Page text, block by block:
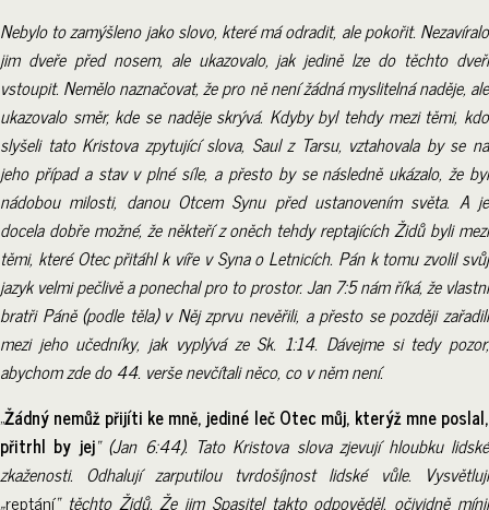
Nebylo to zamýšleno jako slovo, které má odradit, ale pokořit. Nezavíralo
jim dveře před nosem, ale ukazovalo, jak jedině lze do těchto dveří
vstoupit. Nemělo naznačovat, že pro ně není žádná myslitelná naděje, ale
ukazovalo směr, kde se naděje skrývá. Kdyby byl tehdy mezi těmi, kdo
slyšeli tato Kristova zpytující slova, Saul z Tarsu, vztahovala by se na
jeho případ a stav v plné síle, a přesto by se následně ukázalo, že byl
nádobou milosti, danou Otcem Synu před ustanovením světa. A je
docela dobře možné, že někteří z oněch tehdy reptajících Židů byli mezi
těmi, které Otec přitáhl k víře v Syna o Letnicích. Pán k tomu zvolil svůj
jazyk velmi pečlivě a ponechal pro to prostor. Jan 7:5 nám říká, že vlastní
bratři Páně (podle těla) v Něj zprvu nevěřili, a přesto se později zařadili
mezi jeho učedníky, jak vyplývá ze Sk. 1:14. Dávejme si tedy pozor,
abychom zde do 44. verše nevčítali něco, co v něm není.
„Žádný nemůž přijíti ke mně, jediné leč Otec můj, kterýž mne poslal,
přitrhl by jej“ (Jan 6:44). Tato Kristova slova zjevují hloubku lidské
zkaženosti. Odhalují zarputilou tvrdošíjnost lidské vůle. Vysvětlují
„reptání“ těchto Židů. Že jim Spasitel takto odpověděl, očividně mínil